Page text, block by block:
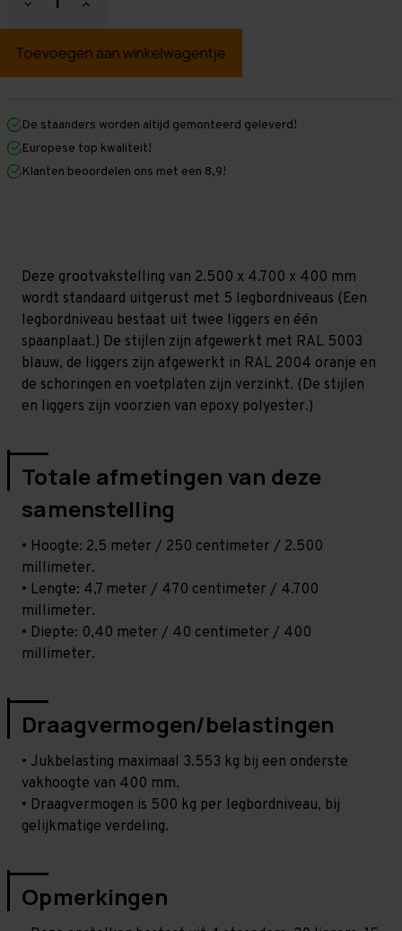
Hoeveelheid
verlagen
Grootvakstelling
mm
mm
x
400
mm
mm)
Hoeveelheid
verhogen
Grootvakstelling
mm
mm
400
mm
mm)
De staanders worden altijd gemonteerd geleverd!
Europese top kwaliteit!
Klanten beoordelen ons met een 8,9!
Deze grootvakstelling van 2.500 x 4.700 x 400 mm
wordt standaard uitgerust met 5 legbordniveaus (Een
legbordniveau bestaat uit twee liggers en één
spaanplaat.) De stijlen zijn afgewerkt met RAL 5003
blauw, de liggers zijn afgewerkt in RAL 2004 oranje en
de schoringen en voetplaten zijn verzinkt. (De stijlen
en liggers zijn voorzien van epoxy polyester.)
Totale afmetingen van deze
samenstelling
• Hoogte: 2,5 meter / 250 centimeter / 2.500
millimeter.
• Lengte: 4,7 meter / 470 centimeter / 4.700
millimeter.
• Diepte: 0,40 meter / 40 centimeter / 400
millimeter.
Draagvermogen/belastingen
• Jukbelasting maximaal 3.553 kg bij een onderste
vakhoogte van 400 mm.
• Draagvermogen is 500 kg per legbordniveau, bij
gelijkmatige verdeling.
Opmerkingen